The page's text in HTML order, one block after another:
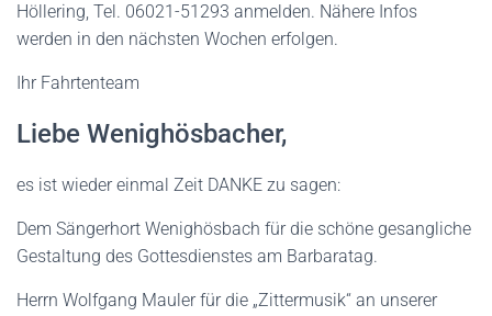
Höllering, Tel. 06021-51293 anmelden. Nähere Infos
werden in den nächsten Wochen erfolgen.
Ihr Fahrtenteam
Liebe Wenighösbacher,
es ist wieder einmal Zeit DANKE zu sagen:
Dem Sängerhort Wenighösbach für die schöne gesangliche
Gestaltung des Gottesdienstes am Barbaratag.
Herrn Wolfgang Mauler für die „Zittermusik“ an unserer